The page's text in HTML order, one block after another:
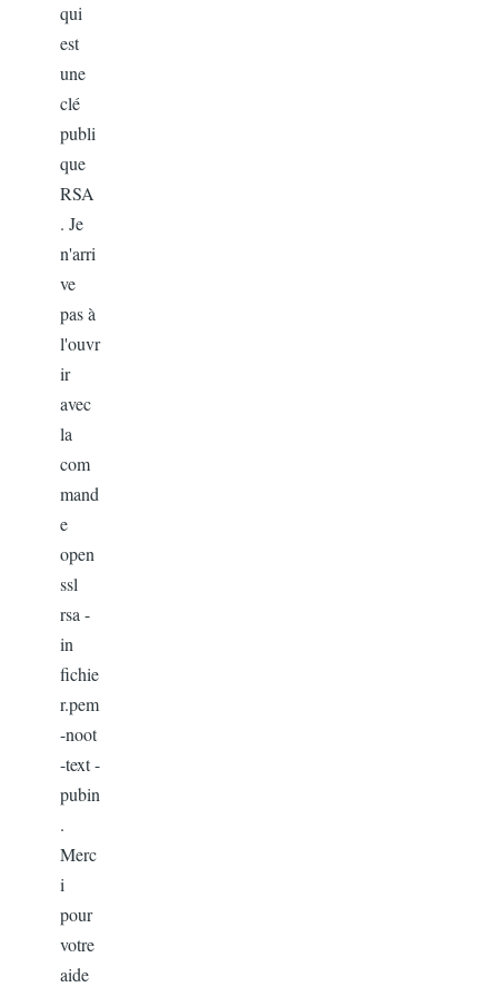
qui
est
une
clé
publi
que
RSA
. Je
n'arri
ve
pas à
l'ouvr
ir
avec
la
com
mand
e
open
ssl
rsa -
in
fichie
r.pem
-noot
-text -
pubin
.
Merc
i
pour
votre
aide